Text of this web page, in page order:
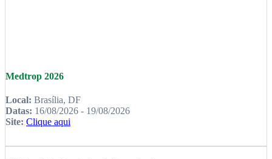
Medtrop 2026
Local: Brasília, DF
Datas: 16/08/2026 - 19/08/2026
Site: Clique aqui